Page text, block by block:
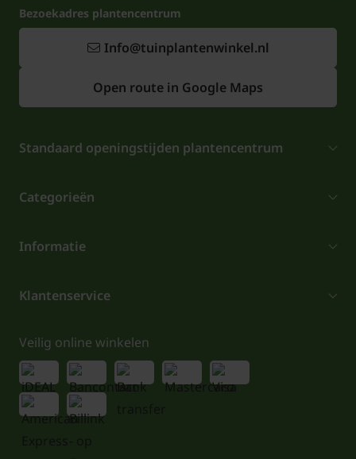
Bezoekadres plantencentrum
Info@tuinplantenwinkel.nl
Open route in Google Maps
Standaard openingstijden plantencentrum
Categorieën
Informatie
Klantenservice
Veilig online winkelen